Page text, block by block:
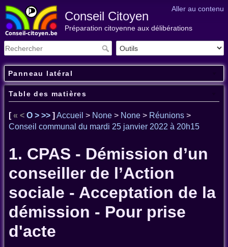
Aller au contenu
Conseil Citoyen
Préparation citoyenne aux délibérations
Panneau latéral
Table des matières
[« < O > >> ] Accueil > None > None > Réunions >
Conseil communal du mardi 25 janvier 2022 à 20h15
1. CPAS - Démission d’un
conseiller de l’Action
sociale - Acceptation de la
démission - Pour prise
d'acte